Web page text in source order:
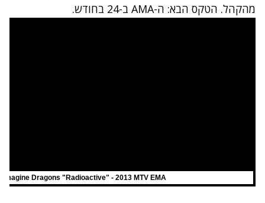
מהקהל. הטקס הבא: ה-AMA ב-24 בחודש.
Imagine Dragons "Radioactive" - 2013 MTV EMA